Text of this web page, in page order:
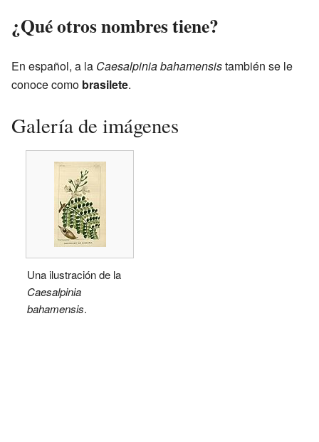
¿Qué otros nombres tiene?
En español, a la Caesalpinia bahamensistambién se le
conoce como brasilete.
Galería de imágenes
Una ilustración de la
Caesalpinia
bahamensis.